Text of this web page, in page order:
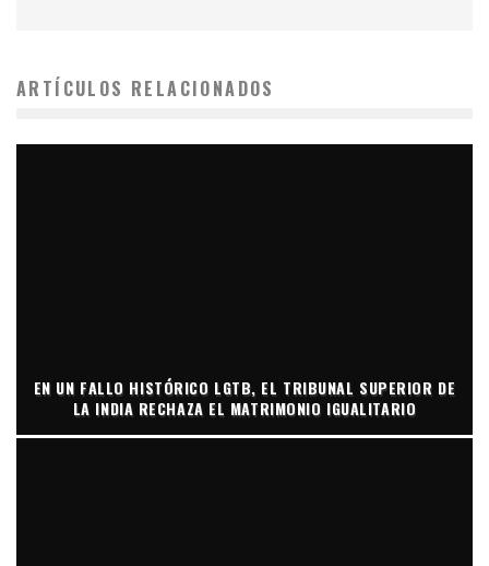
ARTÍCULOS RELACIONADOS
EN UN FALLO HISTÓRICO LGTB, EL TRIBUNAL SUPERIOR DE
LA INDIA RECHAZA EL MATRIMONIO IGUALITARIO